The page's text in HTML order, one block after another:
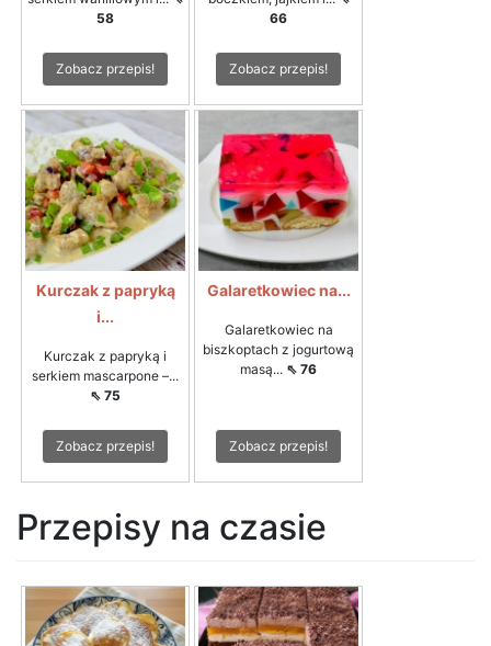
58
Zobacz przepis!
66
Zobacz przepis!
Kurczak z papryką
i...
Kurczak z papryką i
serkiem mascarpone –...
⇖ 75
Zobacz przepis!
Galaretkowiec na...
Galaretkowiec na
biszkoptach z jogurtową
masą... ⇖ 76
Zobacz przepis!
Przepisy na czasie